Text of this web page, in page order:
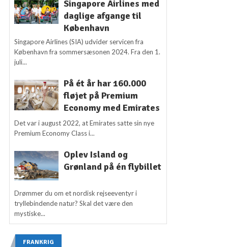
Singapore Airlines med
daglige afgange til
København
Singapore Airlines (SIA) udvider servicen fra
København fra sommersæsonen 2024. Fra den 1.
juli...
På ét år har 160.000
fløjet på Premium
Economy med Emirates
Det var i august 2022, at Emirates satte sin nye
Premium Economy Class i...
Oplev Island og
Grønland på én flybillet
Drømmer du om et nordisk rejseeventyr i
tryllebindende natur? Skal det være den
mystiske...
FRANKRIG